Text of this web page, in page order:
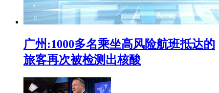
广州:1000多名乘坐高风险航班抵达的
旅客再次被检测出核酸